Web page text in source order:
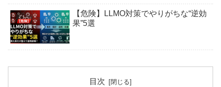
【危険】LLMO対策でやりがちな“逆効
果”5選
目次